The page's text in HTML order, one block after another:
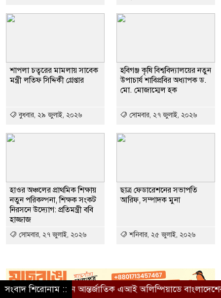
শাপলা চত্বরের মামলায় সাবেক
মন্ত্রী লতিফ সিদ্দিকী গ্রেপ্তার
বুধবার, ২৯ জুলাই, ২০২৬
হবিগঞ্জ কৃষি বিশ্ববিদ্যালয়ের নতুন
উপাচার্য শাবিপ্রবির অধ্যাপক ড.
মো. মোজাম্মেল হক
সোমবার, ২৭ জুলাই, ২০২৬
হাওর অঞ্চলের প্রাথমিক শিক্ষায়
নতুন পরিকল্পনা, শিক্ষক সংকট
নিরসনে উদ্যোগ: প্রতিমন্ত্রী ববি
হাজ্জাজ
সোমবার, ২৭ জুলাই, ২০২৬
ছাত্র ফেডারেশনের সভাপতি
আরিফ, সম্পাদক মুনা
শনিবার, ২৫ জুলাই, ২০২৬
সংবাদ শিরোনাম ::আন্তর্জাতিক এআই অলিম্পিয়াডে বাংলাদেশের তিন ব্রোঞ্জ